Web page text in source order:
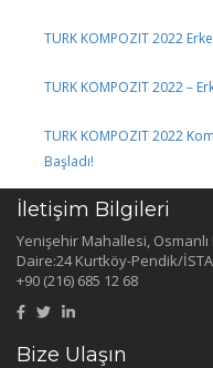
TURK KOMPOZIT 2022
TURK KOMPOZIT 2022 –
TURK KOMPOZIT 2022
Başladı!
İletişim Bilgileri
Yenişehir Mahallesi, Osmanlı
Daire:24 Kurtköy-Pendik/
+90 (216) 685 12 68
Bize Ulaşın